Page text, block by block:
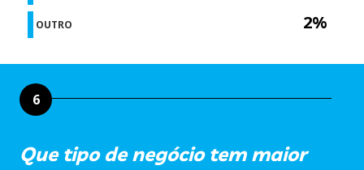
2%
OUTRO
6
Que tipo de negócio tem maior